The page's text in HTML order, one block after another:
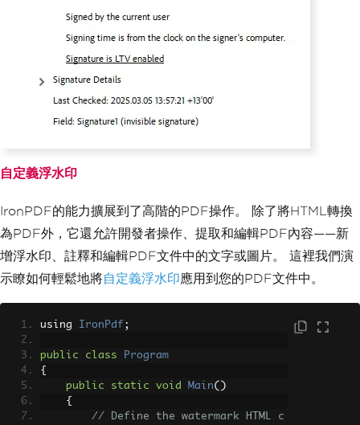
自定義浮水印
IronPDF的能力擴展到了高階的PDF操作。 除了將HTML轉換
為PDF外，它還允許開發者操作、提取和編輯PDF內容——新
增浮水印、註釋和編輯PDF文件中的文字或圖片。 這裡我們演
示瞭如何輕鬆地將自定義浮水印應用到您的PDF文件中。
using IronPdf ;
public class
Program
{
public
static void Main()
{
// Define the watermark HTML c